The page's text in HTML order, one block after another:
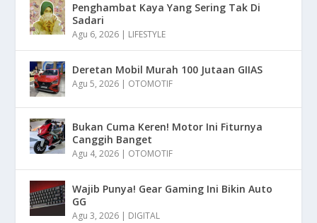
Penghambat Kaya Yang Sering Tak Di
Sadari
Agu 6, 2026 | LIFESTYLE
Deretan Mobil Murah 100 Jutaan GIIAS
Agu 5, 2026 | OTOMOTIF
Bukan Cuma Keren! Motor Ini Fiturnya
Canggih Banget
Agu 4, 2026 | OTOMOTIF
Wajib Punya! Gear Gaming Ini Bikin Auto
GG
Agu 3, 2026 | DIGITAL